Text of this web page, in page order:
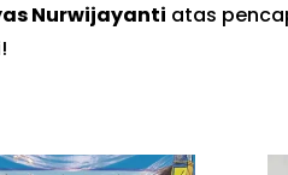
Nurwijayanti atas